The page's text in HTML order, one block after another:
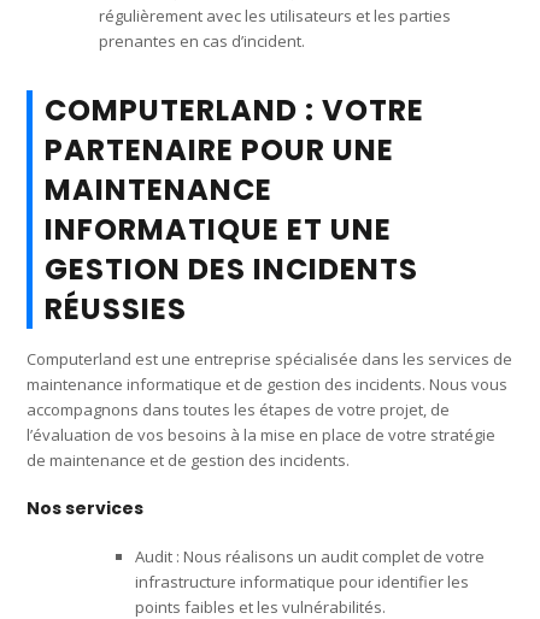
régulièrement avec les utilisateurs et les parties
prenantes en cas d’incident.
COMPUTERLAND : VOTRE
PARTENAIRE POUR UNE
MAINTENANCE
INFORMATIQUE ET UNE
GESTION DES INCIDENTS
RÉUSSIES
Computerland est une entreprise spécialisée dans les services de
maintenance informatique et de gestion des incidents. Nous vous
accompagnons dans toutes les étapes de votre projet, de
l’évaluation de vos besoins à la mise en place de votre stratégie
de maintenance et de gestion des incidents.
Nos services
Audit : Nous réalisons un audit complet de votre
infrastructure informatique pour identifier les
points faibles et les vulnérabilités.